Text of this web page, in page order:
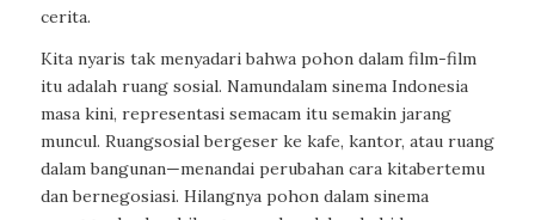
cerita.
Kita nyaris tak menyadari bahwa pohon dalamfilm-film
itu adalah ruang sosial. Namundalam sinemaIndonesia
masa kini, representasi semacam itu semakin jarang
muncul. Ruangsosial bergeser ke kafe, kantor, atau ruang
dalam bangunan—menandai perubahan cara kitabertemu
dan bernegosiasi. Hilangnya pohon dalam sinema